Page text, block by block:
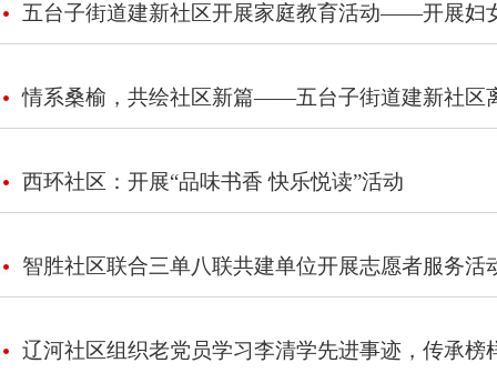
五台子街道建新社区开展家庭教育活动——开展妇
情系桑榆，共绘社区新篇——五台子街道建新社区
西环社区：开展“品味书香 快乐悦读”活动
智胜社区联合三单八联共建单位开展志愿者服务活
辽河社区组织老党员学习李清学先进事迹，传承榜